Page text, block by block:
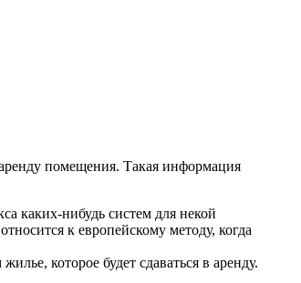
помещения. Такая информация
каких-нибудь систем для некой
к европейскому методу, когда
которое будет сдаваться в аренду.